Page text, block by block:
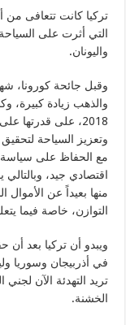
تركيا كانت تتعافى من
التي أثرت على
واليونان.
وقبل جائحة كورونا،
والذهب زيادة كبيرة،
2018، على قدرتها
وتعزيز السياحة
مع الحفاظ على سياسة
اقتصادي جيد، وبالتالي
منها بعيداً عن
التوازن، خاصة فيما
ويبدو أن تركيا بعد
في أذربيجان وسوريا
تريد التهدئة الآن
الخشنة.